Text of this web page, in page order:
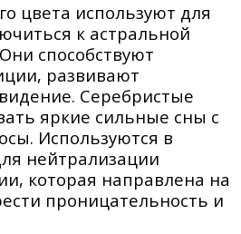
цвета используют для
к астральной
способствуют
развивают
Серебристые
яркие сильные сны с
Используются в
нейтрализации
которая направлена на
проницательность и